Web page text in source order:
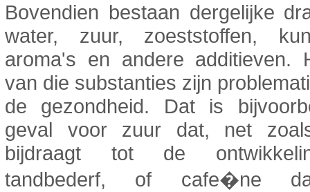
Bovendien bestaan dergelijke
water, zuur, zoeststoffen,
aroma's en andere additieven.
van die substanties zijn
de gezondheid. Dat is
geval voor zuur dat, net
bijdraagt tot de
tandbederf, of cafe�ne